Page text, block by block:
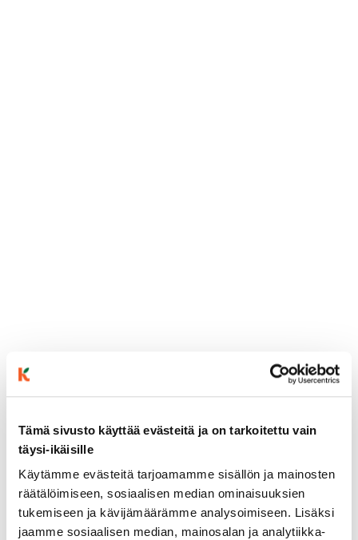
Tämä sivusto käyttää evästeitä ja on tarkoitettu vain
täysi-ikäisille
Käytämme evästeitä tarjoamamme sisällön ja mainosten
räätälöimiseen, sosiaalisen median ominaisuuksien
tukemiseen ja kävijämäärämme analysoimiseen. Lisäksi
jaamme sosiaalisen median, mainosalan ja analytiikka-
ainekset
valmistusohje
lisätietoja